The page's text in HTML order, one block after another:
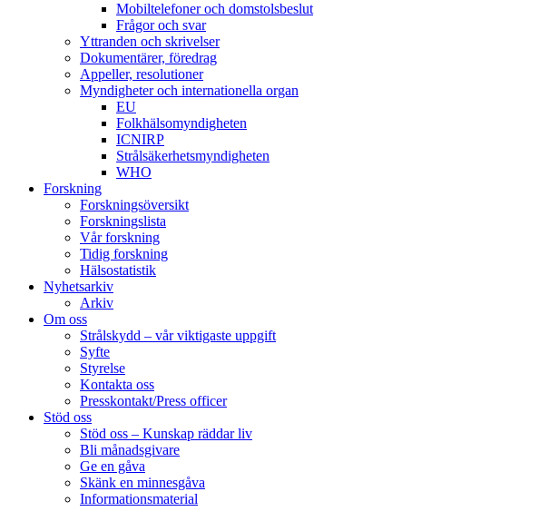
Mobiltelefoner och domstolsbeslut
Frågor och svar
Yttranden och skrivelser
Dokumentärer, föredrag
Appeller, resolutioner
Myndigheter och internationella organ
EU
Folkhälsomyndigheten
ICNIRP
Strålsäkerhetsmyndigheten
WHO
Forskning
Forskningsöversikt
Forskningslista
Vår forskning
Tidig forskning
Hälsostatistik
Nyhetsarkiv
Arkiv
Om oss
Strålskydd – vår viktigaste uppgift
Syfte
Styrelse
Kontakta oss
Presskontakt/Press officer
Stöd oss
Stöd oss – Kunskap räddar liv
Bli månadsgivare
Ge en gåva
Skänk en minnesgåva
Informationsmaterial